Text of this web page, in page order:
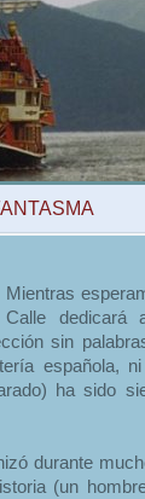
Mientras
Calle dedicará
sin
española,
ha sido
durante
(un